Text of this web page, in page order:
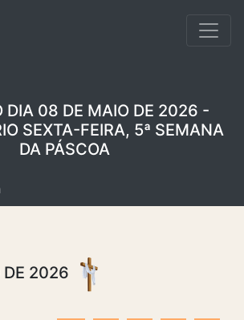
DIA 08 DE MAIO DE 2026 -
SEXTA-FEIRA, 5ª SEMANA
DA PÁSCOA
DE 2026